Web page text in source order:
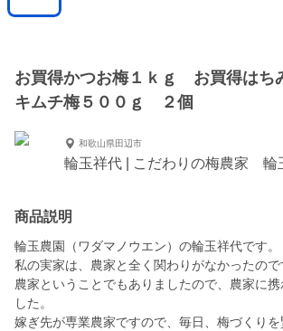
お買得かつお梅１ｋｇ お買得はち
キムチ梅５００ｇ ２個
和歌山県田辺市
輪玉祥代 | こだわりの梅農家 輪
商品説明
輪玉農園（ワダマノウエン）の輪玉祥代です。
私の実家は、農家と全く関わりがなかったの
農家ということでもありましたので、農家に
した。
嫁ぎ先が専業農家ですので、毎日、梅づくり